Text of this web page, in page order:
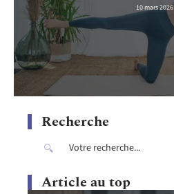
10 mars 2026
Recherche
Article au top